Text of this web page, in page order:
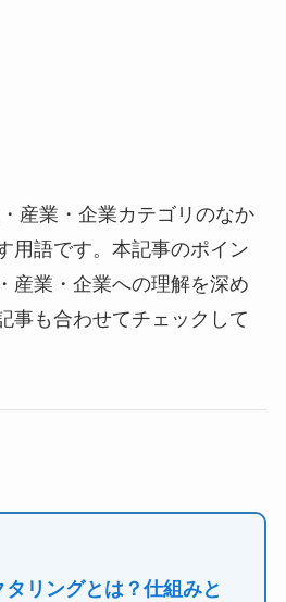
産業・企業カテゴリのなか
用語です。本記事のポイン
産業・企業への理解を深め
事も合わせてチェックして
タリングとは？仕組みと